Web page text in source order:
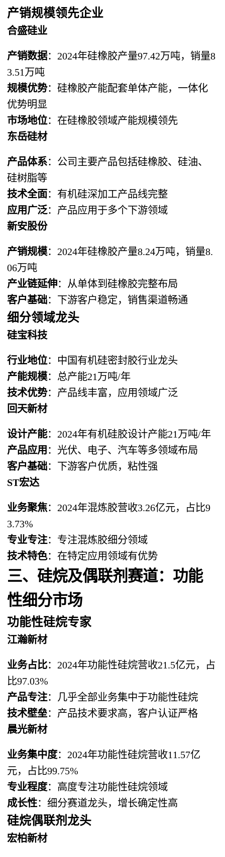
产销规模领先企业
合盛硅业
产销数据：2024年硅橡胶产量97.42万吨，销量8
3.51万吨
规模优势：硅橡胶产能配套单体产能，一体化
优势明显
市场地位：在硅橡胶领域产能规模领先
东岳硅材
产品体系：公司主要产品包括硅橡胶、硅油、
硅树脂等
技术全面：有机硅深加工产品线完整
应用广泛：产品应用于多个下游领域
新安股份
产销规模：2024年硅橡胶产量8.24万吨，销量8.
06万吨
产业链延伸：从单体到硅橡胶完整布局
客户基础：下游客户稳定，销售渠道畅通
细分领域龙头
硅宝科技
行业地位：中国有机硅密封胶行业龙头
产能规模：总产能21万吨/年
技术优势：产品线丰富，应用领域广泛
回天新材
设计产能：2024年有机硅胶设计产能21万吨/年
产品应用 ：光伏、电子、汽车等多领域布局
客户基础：下游客户优质，粘性强
ST宏达
业务聚焦：2024年混炼胶营收3.26亿元，占比9
3.73%
专业专注：专注混炼胶细分领域
技术特色：在特定应用领域有优势
三、硅烷及偶联剂赛道：功能
性细分市场
功能性硅烷专家
江瀚新材
业务占比：2024年功能性硅烷营收21.5亿元，占
比97.03%
产品专注：几乎全部业务集中于功能性硅烷
技术壁垒：产品技术要求高，客户认证严格
晨光新材
业务集中度：2024年功能性硅烷营收11.57亿
元，占比99.75%
专业程度：高度专注功能性硅烷领域
成长性：细分赛道龙头，增长确定性高
硅烷偶联剂龙头
宏柏新材